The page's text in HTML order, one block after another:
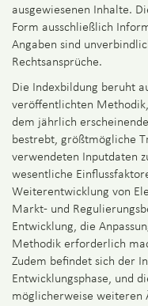
ausgewiesenen Inhalte.
Form ausschließlich
Angaben sind
Rechtsansprüche.
Die Indexbildung beruht
veröffentlichten
dem jährlich
bestrebt, größtmögliche
verwendeten Inputdaten
wesentliche
Weiterentwicklung von
Markt- und
Entwicklung, die
Methodik erforderlich
Zudem befindet sich der
Entwicklungsphase, und
möglicherweise weiteren